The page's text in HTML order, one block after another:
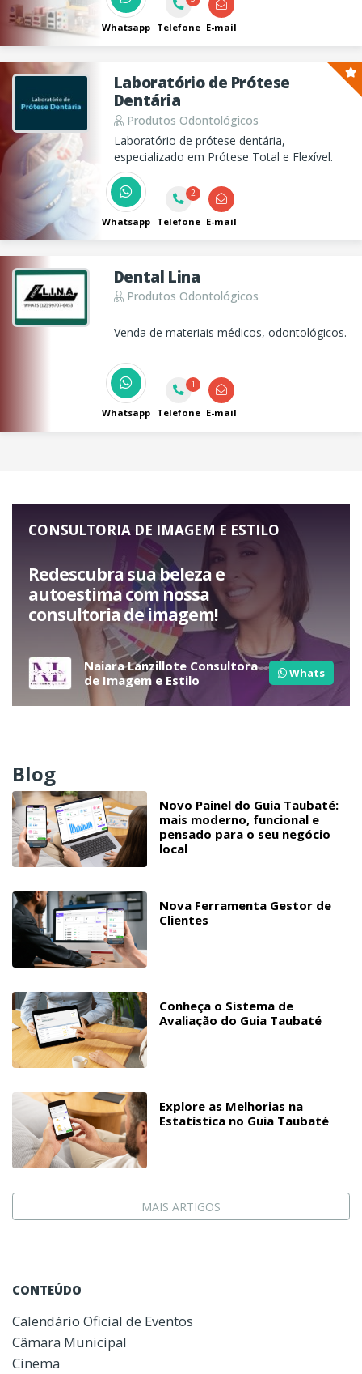
Whatsapp Telefone E-mail
Laboratório de Prótese
Dentária
Produtos Odontológicos
Laboratório de prótese dentária,
especializado em Prótese Total e Flexível.
Whatsapp
2
Telefone E-mail
Dental Lina
Produtos Odontológicos
Venda de materiais médicos, odontológicos.
Whatsapp
1
Telefone E-mail
CONSULTORIA DE IMAGEM E ESTILO
Redescubra sua beleza e
autoestima com nossa
consultoria de imagem!
Naiara Lanzillote Consultora
de Imagem e Estilo
Whats
Blog
Novo Painel do Guia Taubaté:
mais moderno, funcional e
pensado para o seu negócio
local
Nova Ferramenta Gestor de
Clientes
Conheça o Sistema de
Avaliação do Guia Taubaté
Explore as Melhorias na
Estatística no Guia Taubaté
MAIS ARTIGOS
CONTEÚDO
Calendário Oficial de Eventos
Câmara Municipal
Cinema